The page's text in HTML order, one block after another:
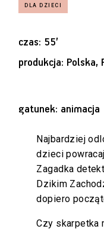
czas: 55’
produkcja: Polska,
gatunek: animacja
Najbardziej
dzieci
Zagadka
Dzikim
dopiero
Czy skarpetka